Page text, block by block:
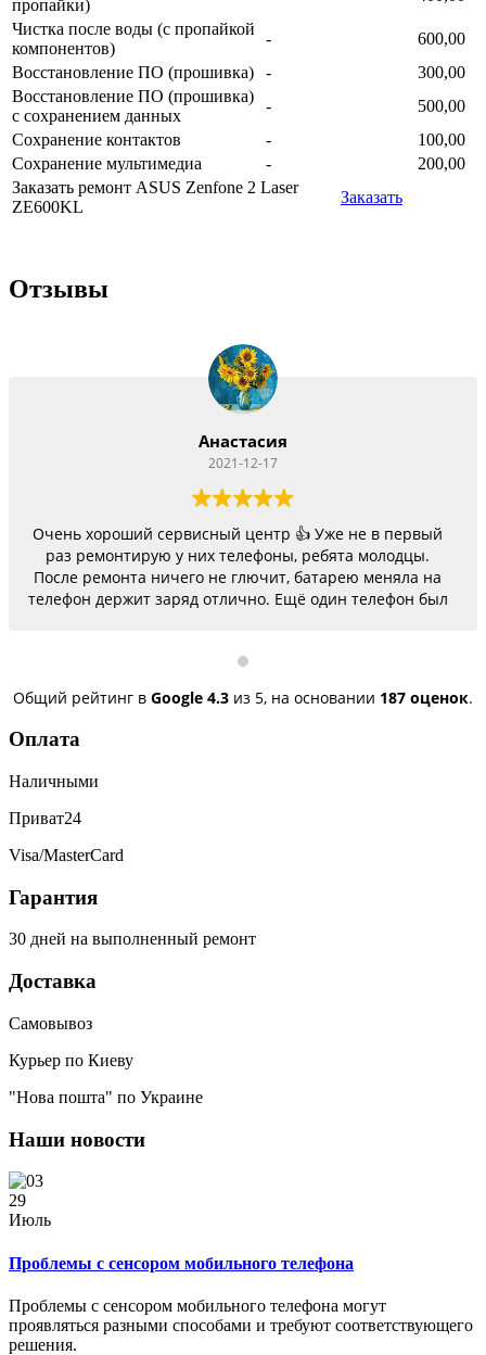
пропайки)
Чистка после воды (с пропайкой
компонентов)
-
600,00
Восстановление ПО (прошивка)
-
300,00
Восстановление ПО (прошивка)
с сохранением данных
-
500,00
Сохранение контактов
-
100,00
Сохранение мультимедиа
-
200,00
Заказать ремонт ASUS Zenfone 2 Laser
ZE600KL
Заказать
Отзывы
Анастасия
2021-12-17
Очень хороший сервисный центр 👍 Уже не в первый
раз ремонтирую у них телефоны, ребята молодцы.
После ремонта ничего не глючит, батарею меняла на
телефон держит заряд отлично. Ещё один телефон был
сегодня получила телефон, всё исправили, заряд
Общий рейтинг в Google 4.3 из 5, на основании 187 оценок.
Оплата
Наличными
Приват24
Visa/MasterCard
Гарантия
30 дней на выполненный ремонт
Доставка
Самовывоз
Курьер по Киеву
"Нова пошта" по Украине
Наши новости
29
Июль
Проблемы с сенсором мобильного телефона
Проблемы с сенсором мобильного телефона могут
проявляться разными способами и требуют соответствующего
решения.